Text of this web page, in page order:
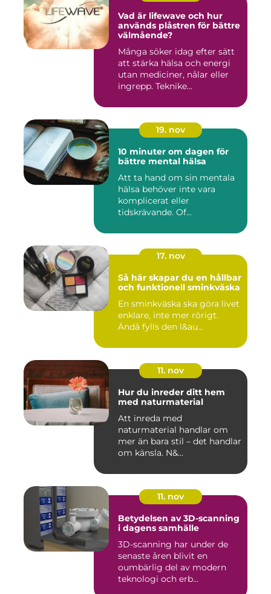
Vad är lifewave och hur
används plåstren för bättre
välmående?
Många söker idag efter sätt
att stärka hälsa och energi
utan mediciner, nålar eller
ingrepp. Teknike...
19. nov
10 minuter om dagen för
bättre mental hälsa
Att ta hand om sin mentala
hälsa behöver inte vara
komplicerat eller
tidskrävande. Of...
17. nov
Så här skapar du en hållbar
och funktionell sminkväska
En sminkväska ska göra livet
enklare, inte mer rörigt.
Ändå fylls den l&au...
11. nov
Hur du inreder ditt hem
med naturmaterial
Att inreda med
naturmaterial handlar om
mer än bara stil – det handlar
om känsla. N&...
11. nov
Betydelsen av 3D-scanning
i dagens samhälle
3D-scanning har under de
senaste åren blivit en
oumbärlig del av modern
teknologi och erb...